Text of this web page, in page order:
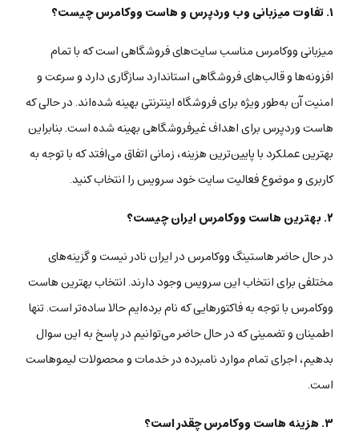
۱. تفاوت میزبانی وب وردپرس و هاست ووکامرس چیست؟
میزبانی ووکامرس مناسب سایت‌های فروشگاهی است که با تمام
افزونه‌ها و قالب‌های فروشگاهی استاندارد سازگاری دارد و سرعت و
امنیت آن به‌طور ویژه برای فروشگاه اینترنتی بهینه شده‌اند. در حالی که
هاست وردپرس برای اهداف غیرفروشگاهی بهینه شده است. بنابراین
بهترین عملکرد با پایین‌ترین هزینه، زمانی اتفاق می‌افتد که با توجه به
کاربری و موضوع فعالیت سایت خود سرویس را انتخاب کنید.
۲. بهترین هاست ووکامرس ایران چیست؟
در حال حاضر هاستینگ ووکامرس در ایران نادر نیست و گزینه‌های
مختلفی برای انتخاب این سرویس وجود دارند. انتخاب بهترین هاست
ووکامرس با توجه به فاکتورهایی که نام برده‌ایم حالا ساده‌تر است. تنها
اطمینان و تضمینی که در حال حاضر می‌توانیم در پاسخ به این سوال
بدهیم، اجرای تمام موارد نامبرده در خدمات و محصولات لیموهاست
است.
۳. هزینه‌ هاست ووکامرس چقدر است؟